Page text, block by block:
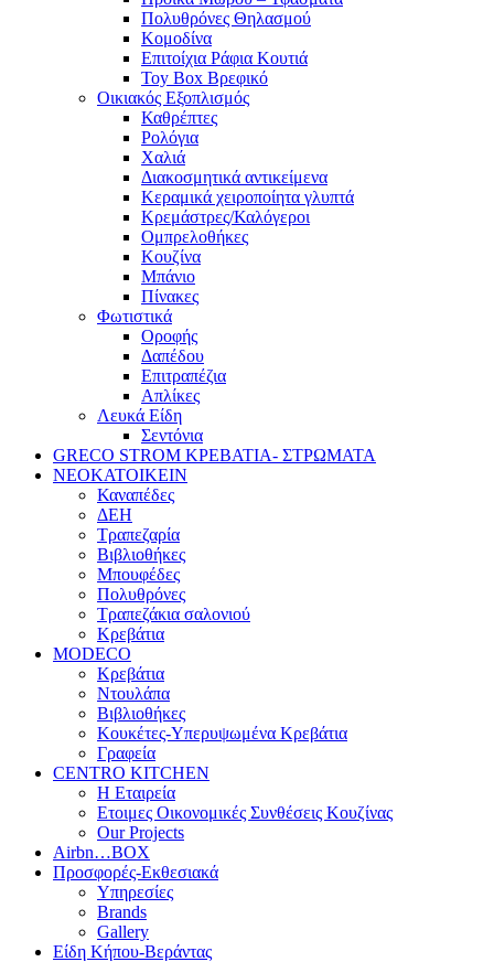
Πολυθρόνες Θηλασμού
Κομοδίνα
Επιτοίχια Ράφια Κουτιά
Toy Box Βρεφικό
Οικιακός Εξοπλισμός
Καθρέπτες
Ρολόγια
Χαλιά
Διακοσμητικά αντικείμενα
Κεραμικά χειροποίητα γλυπτά
Κρεμάστρες/Καλόγεροι
Ομπρελοθήκες
Κουζίνα
Μπάνιο
Πίνακες
Φωτιστικά
Οροφής
Δαπέδου
Επιτραπέζια
Απλίκες
Λευκά Είδη
Σεντόνια
GRECO STROM ΚΡΕΒΑΤΙΑ- ΣΤΡΩΜΑΤΑ
ΝΕΟΚΑΤΟΙΚΕΙΝ
Καναπέδες
ΔΕΗ
Τραπεζαρία
Βιβλιοθήκες
Μπουφέδες
Πολυθρόνες
Τραπεζάκια σαλονιού
Κρεβάτια
MODECO
Κρεβάτια
Ντουλάπα
Βιβλιοθήκες
Κουκέτες-Υπερυψωμένα Κρεβάτια
Γραφεία
CENTRO KITCHEN
Η Εταιρεία
Ετοιμες Οικονομικές Συνθέσεις Κουζίνας
Our Projects
Airbn…BOX
Προσφορές-Εκθεσιακά
Υπηρεσίες
Brands
Gallery
Είδη Κήπου-Βεράντας